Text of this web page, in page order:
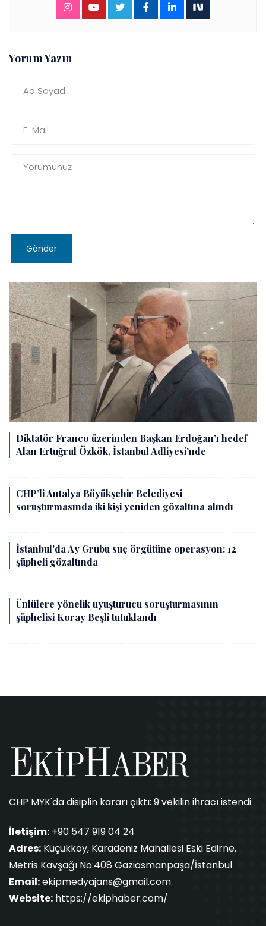
Yorum Yazın
Gönder
Diktatör Franco üzerinden Başkan Erdoğan’ı hedef
Alan Ertuğrul Özkök, İstanbul Adliyesi’nde
CHP’li Antalya Büyükşehir Belediyesi
soruşturmasında iki kişi yeniden gözaltına alındı
İstanbul'da Ay Grubu suç örgütüne operasyon: 12
şüpheli gözaltında
Ünlülere yönelik uyuşturucu soruşturmasının
şüphelisi Koray Beşli tutuklandı
CHP MYK'da disiplin kararı çıktı: 9 vekilin ihracı istendi
İletişim: +90 547 919 04 24
Adres: Küçükköy, Karadeniz Mahallesi Eski Edirne,
Metris Kavşağı No:408 Gaziosmanpaşa/İstanbul
Email:ekipmedyajans@gmail.com
Website: https://ekiphaber.com/